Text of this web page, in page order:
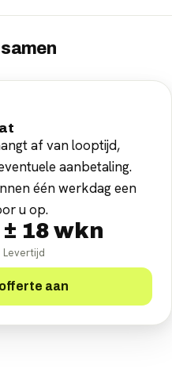
af van looptijd,
aanbetaling.
één werkdag een
u op.
± 18 wkn
Levertijd
aan